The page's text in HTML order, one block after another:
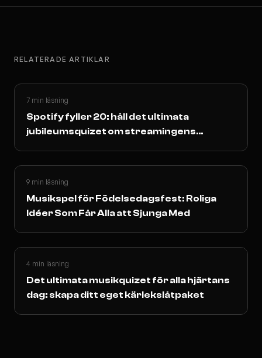
RELATERADE ARTIKLAR
7 min läsning
Spotify fyller 20: håll det ultimata
jubileumsquizet om streamingens
9 min läsning
Musikspel för Födelsedagsfest: Roliga
Idéer Som Får Alla att Sjunga Med
4 min läsning
Det ultimata musikquizet för alla hjärtans
dag: skapa ditt eget kärlekslåtpaket